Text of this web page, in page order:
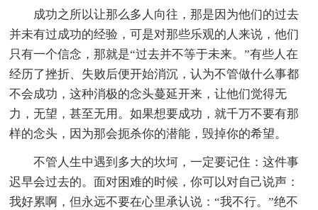
成功之所以让那么多人向往，那是因为他们的过去
并未有过成功的经验，可是对那些乐观的人来说，他们
只有一个信念，那就是“过去并不等于未来。”有些人在
经历了挫折、失败后便开始消沉，认为不管做什么事都
不会成功，这种消极的念头蔓延开来，让他们觉得无
力，无望，甚至无用。如果想要成功，就千万不要有那
样的念头，因为那会扼杀你的潜能，毁掉你的希望。
不管人生中遇到多大的坎坷，一定要记住：这件事
迟早会过去的。面对困难的时候，你可以对自己说声：
我好累啊，但永远不要在心里承认说：“我不行。”绝不